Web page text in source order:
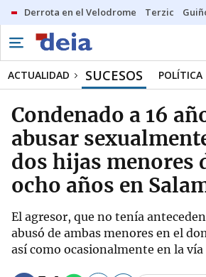
Derrota en el Velodrome Terzic
ACTUALIDAD SUCESOS POLÍTICA
Condenado a 16
abusar
dos hijas menores
ocho años en
El agresor, que no tenía
abusó de ambas menores en el
así como ocasionalmente en la